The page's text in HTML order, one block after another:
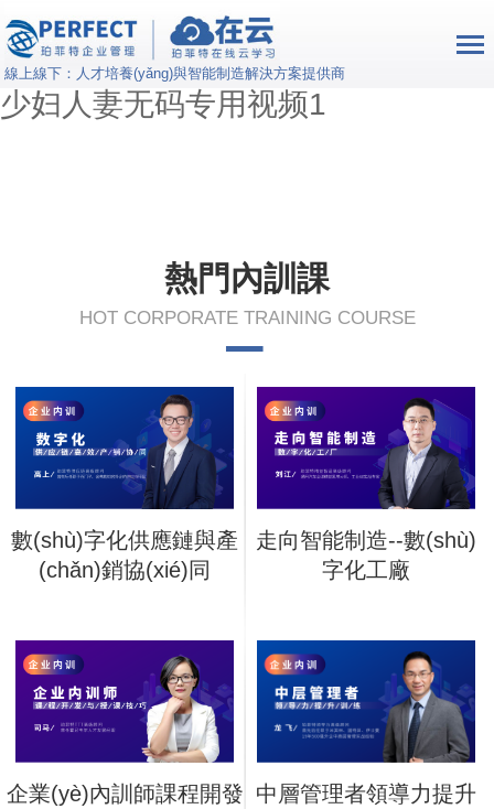
三级片国产小电影在线看_日韩放荡
少妇无码_国产成人久久综合电影_
少妇人妻无码专用视频1
線上線下：人才培養(yǎng)與智能制造解決方案提供商
熱門內訓課
HOT CORPORATE TRAINING COURSE
數(shù)字化供應鏈與產
(chǎn)銷協(xié)同
走向智能制造--數(shù)
字化工廠
企業(yè)內訓師課程開發 中層管理者領導力提升